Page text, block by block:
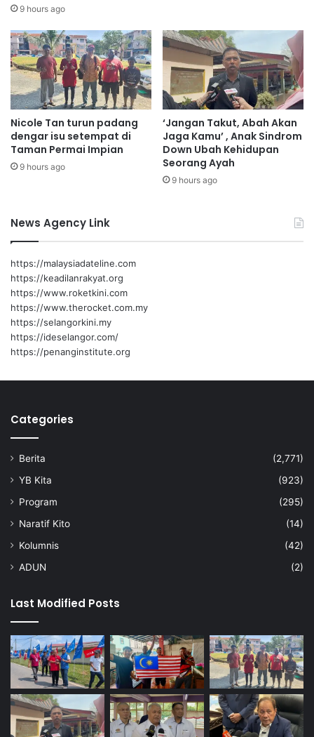
Menurut beliau, DKU akan terus menghormati proses
perundangan yang sedang berjalan serta mematuhi
segala arahan yang dikeluarkan oleh mahkamah.
“DKU menegaskan penghormatan sepenuhnya terhadap
kewibawaan Mahkamah dan proses undang-undang, serta
akan terus mematuhi segala perintah Mahkamah,” katanya.
i
a
h
a
u
2
1
5
k
e
p
a
d
a
R
M
0
s
e
l
i
t
e
r
9 hours ago
Nicole Tan turun padang
dengar isu setempat di
Taman Permai Impian
9 hours ago
‘Jangan Takut, Abah Akan
Jaga Kamu’ , Anak Sindrom
Down Ubah Kehidupan
Seorang Ayah
9 hours ago
News Agency Link
https://malaysiadateline.com
https://keadilanrakyat.org
https://www.roketkini.com
https://www.therocket.com.my
https://selangorkini.my
https://ideselangor.com/
https://penanginstitute.org
Categories
Berita
(2,771)
YB Kita
(923)
Program
(295)
Naratif Kito
(14)
Kolumnis
(42)
ADUN
(2)
Last Modified Posts